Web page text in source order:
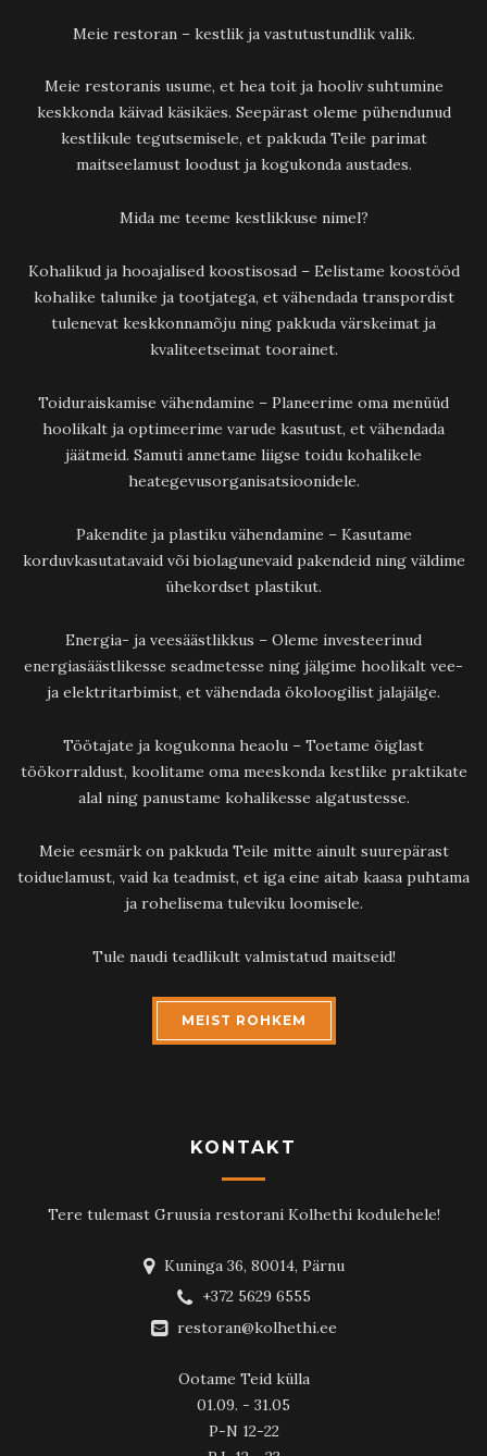
Meie restoran – kestlik ja vastutustundlik valik.
Meie restoranis usume, et hea toit ja hooliv suhtumine
keskkonda käivad käsikäes. Seepärast oleme pühendunud
kestlikule tegutsemisele, et pakkuda Teile parimat
maitseelamust loodust ja kogukonda austades.
Mida me teeme kestlikkuse nimel?
Kohalikud ja hooajalised koostisosad – Eelistame koostööd
kohalike talunike ja tootjatega, et vähendada transpordist
tulenevat keskkonnamõju ning pakkuda värskeimat ja
kvaliteetseimat toorainet.
Toiduraiskamise vähendamine – Planeerime oma menüüd
hoolikalt ja optimeerime varude kasutust, et vähendada
jäätmeid. Samuti annetame liigse toidu kohalikele
heategevusorganisatsioonidele.
Pakendite ja plastiku vähendamine – Kasutame
korduvkasutatavaid või biolagunevaid pakendeid ning väldime
ühekordset plastikut.
Energia- ja veesäästlikkus – Oleme investeerinud
energiasäästlikesse seadmetesse ning jälgime hoolikalt vee-
ja elektritarbimist, et vähendada ökoloogilist jalajälge.
Töötajate ja kogukonna heaolu – Toetame õiglast
töökorraldust, koolitame oma meeskonda kestlike praktikate
alal ning panustame kohalikesse algatustesse.
Meie eesmärk on pakkuda Teile mitte ainult suurepärast
toiduelamust, vaid ka teadmist, et iga eine aitab kaasa puhtama
ja rohelisema tuleviku loomisele.
Tule naudi teadlikult valmistatud maitseid!
MEIST ROHKEM
KONTAKT
Tere tulemast Gruusia restorani Kolhethi kodulehele!
Kuninga 36, 80014, Pärnu
+372 5629 6555
restoran@kolhethi.ee
Ootame Teid külla
01.09. - 31.05
P-N 12-22